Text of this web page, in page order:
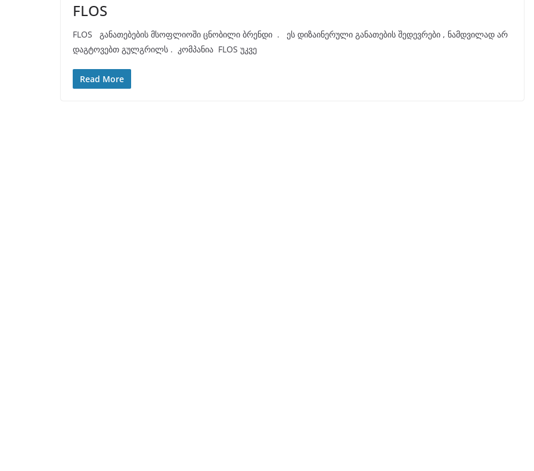
FLOS
FLOS განათებების მსოფლიოში ცნობილი ბრენდი . ეს დიზაინერული განათების შედევრები , ნამდვილად არ
დაგტოვებთ გულგრილს . კომპანია FLOS უკვე
Read More